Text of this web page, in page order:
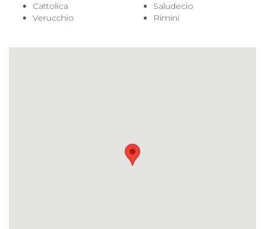
Cattolica
Verucchio
Saludecio
Rimini